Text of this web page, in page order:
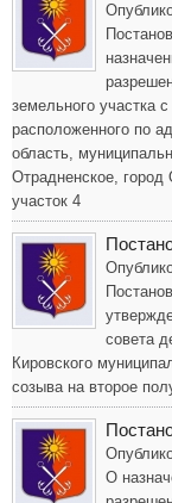
земельного участка
расположенного по
область,
Отрадненское, город
участок 4
совета
Кировского
созыва на второе
О